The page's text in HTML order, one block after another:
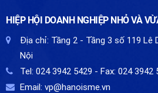
HIỆP HỘI DOANH NGHIỆP NHỎ VÀ
Địa chỉ: Tầng 2 - Tầng 3 số 119 Lê
Nội
Tel: 024 3942 5429 - Fax: 024 3942
Email: vp@hanoisme.vn